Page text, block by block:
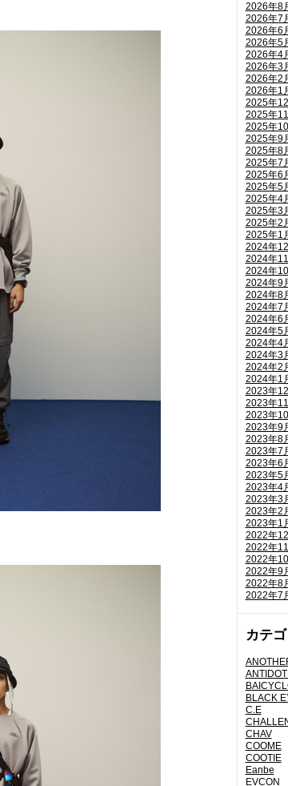
2026年8
2026年7
2026年6
2026年5
2026年4
2026年3
2026年2
2026年1
2025年
2025年
2025年
2025年9
2025年8
2025年7
2025年6
2025年5
2025年4
2025年3
2025年2
2025年1
2024年
2024年
2024年
2024年9
2024年8
2024年7
2024年6
2024年5
2024年4
2024年3
2024年2
2024年1
2023年
2023年
2023年
2023年9
2023年8
2023年7
2023年6
2023年5
2023年4
2023年3
2023年2
2023年1
2022年
2022年
2022年
2022年9
2022年8
2022年7
カテ
BLACK
C.E
CHAV
COOME
COOTIE
Eanbe
EVCON